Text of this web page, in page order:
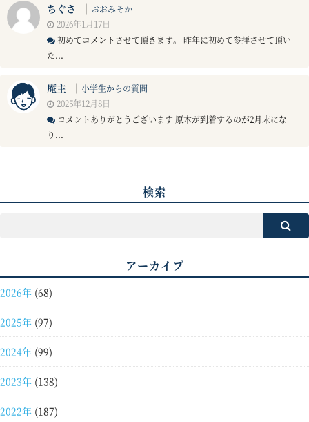
ちぐさ ｜ おおみそか
2026年1月17日
初めてコメントさせて頂きます。 昨年に初めて参拝させて頂い
た...
庵主 ｜ 小学生からの質問
2025年12月8日
コメントありがとうございます 原木が到着するのが2月末にな
り...
検索
アーカイブ
2026年 (68)
2025年 (97)
2024年 (99)
2023年 (138)
2022年 (187)